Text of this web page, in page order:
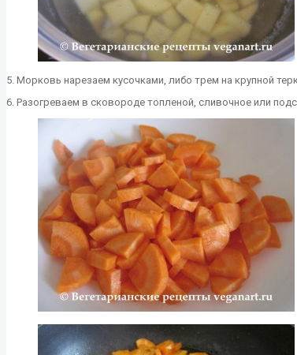
5. Морковь нарезаем кусочками, либо трем на крупной
6. Разогреваем в сковороде топленой, сливочное или